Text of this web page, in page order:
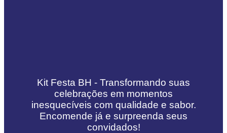
Kit Festa BH - Transformando suas
celebrações em momentos
inesquecíveis com qualidade e sabor.
Encomende já e surpreenda seus
convidados!